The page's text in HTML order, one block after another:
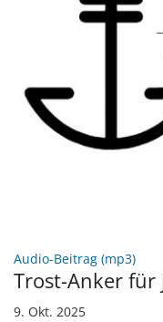
Audio-Beitrag (mp3):
Trost-Anker für
9. Okt. 2025